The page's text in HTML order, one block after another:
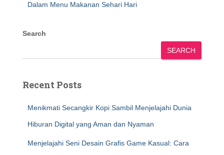
Dalam Menu Makanan Sehari Hari
Search
SEARCH
Recent Posts
Menikmati Secangkir Kopi Sambil Menjelajahi Dunia
Hiburan Digital yang Aman dan Nyaman
Menjelajahi Seni Desain Grafis Game Kasual: Cara